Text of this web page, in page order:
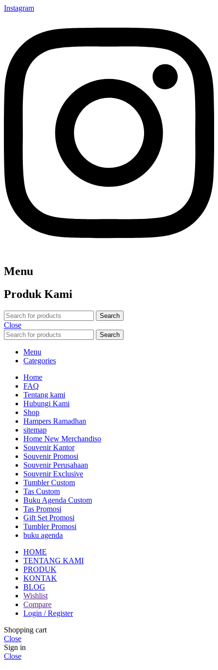
Instagram
Menu
Produk Kami
Search
Close
Search
Menu
Categories
Home
FAQ
Tentang kami
Hubungi Kami
Shop
Hampers Ramadhan
sitemap
Home New Merchandiso
Souvenir Kantor
Souvenir Promosi
Souvenir Perusahaan
Souvenir Exclusive
Tumbler Custom
Tas Custom
Buku Agenda Custom
Tas Promosi
Gift Set Promosi
Tumbler Promosi
buku agenda
HOME
TENTANG KAMI
PRODUK
KONTAK
BLOG
Wishlist
Compare
Login / Register
Shopping cart
Close
Sign in
Close